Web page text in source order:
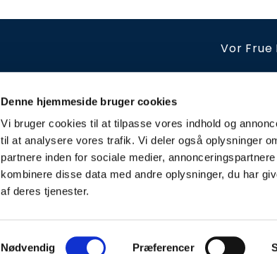
Denne hjemmeside bruger cookies
Vi bruger cookies til at tilpasse vores indhold og
til at analysere vores trafik. Vi deler også oplysninger
partnere inden for sociale medier,
kombinere disse data med andre oplysninger, du har
af deres tjenester.
Nødvendig Præferencer
Vor Frue
tirsdag - fredag